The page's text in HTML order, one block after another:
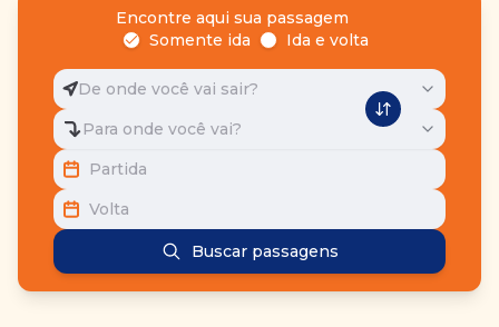
Encontre aqui sua passagem
Somente ida
Ida e volta
De onde você vai sair?
Para onde você vai?
Partida
Volta
Buscar passagens